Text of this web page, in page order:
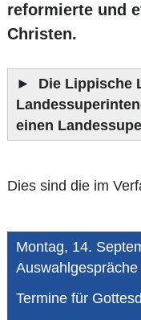
reformierte und
Christen.
► Die Lippische
einen
Dies sind die im
Montag, 14.
Auswahlgespräche
Termine für